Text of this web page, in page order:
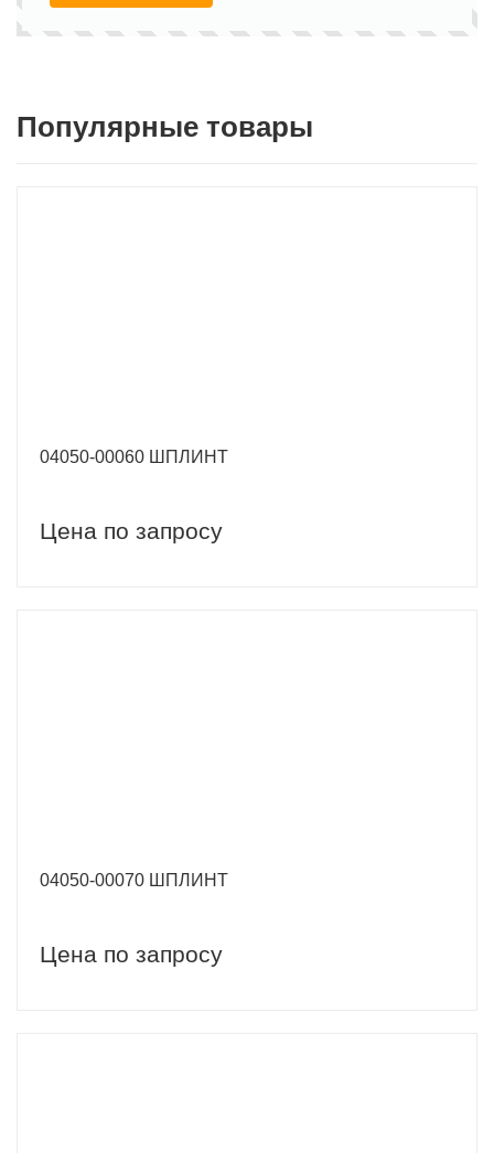
Популярные товары
04050-00060 ШПЛИНТ
Цена по запросу
04050-00070 ШПЛИНТ
Цена по запросу